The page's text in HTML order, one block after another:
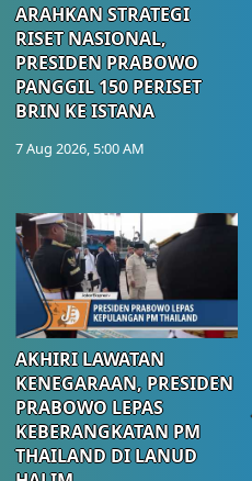
ARAHKAN STRATEGI
RISET NASIONAL,
PRESIDEN PRABOWO
PANGGIL 150 PERISET
BRIN KE ISTANA
7 Aug 2026, 5:00 AM
AKHIRI LAWATAN
KENEGARAAN, PRESIDEN
PRABOWO LEPAS
KEBERANGKATAN PM
THAILAND DI LANUD